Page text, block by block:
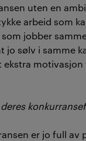
uten en
arbeid som
jobber
jo sølv i samme
ekstra
er jo full av